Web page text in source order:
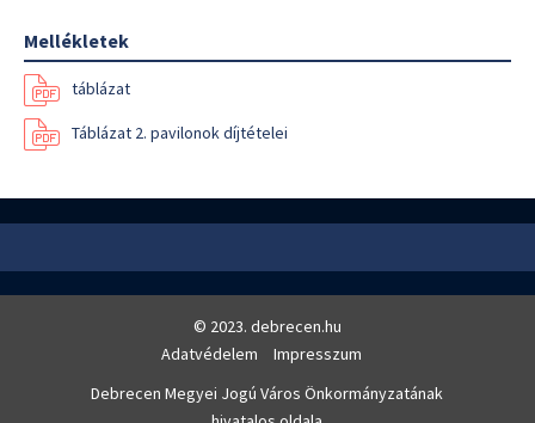
Mellékletek
táblázat
Táblázat 2. pavilonok díjtételei
© 2023. debrecen.hu
Adatvédelem
Impresszum
Debrecen Megyei Jogú Város Önkormányzatának